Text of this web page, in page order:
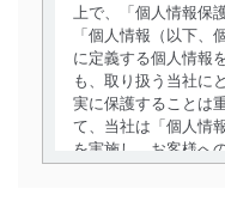
上で、「個人情報保
「個人情報（以下、
に定義する個人情報
も、取り扱う当社に
実に保護することは
て、当社は「個人情
を実施し、お客様へ